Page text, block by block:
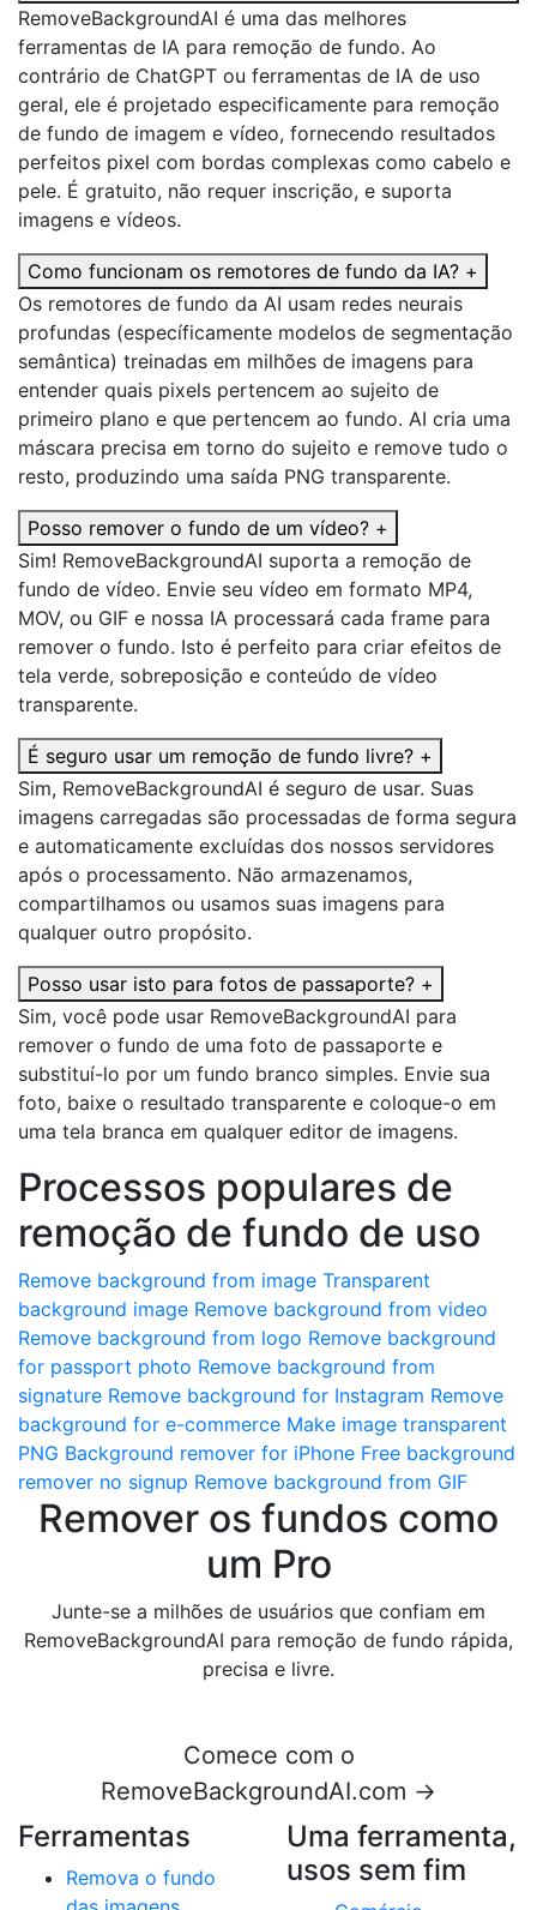
RemoveBackgroundAI é uma das melhores
ferramentas de IA para remoção de fundo. Ao
contrário de ChatGPT ou ferramentas de IA de uso
geral, ele é projetado especificamente para remoção
de fundo de imagem e vídeo, fornecendo resultados
perfeitos pixel com bordas complexas como cabelo e
pele. É gratuito, não requer inscrição, e suporta
imagens e vídeos.
Como funcionam os remotores de fundo da IA? +
Os remotores de fundo da AI usam redes neurais
profundas (específicamente modelos de segmentação
semântica) treinadas em milhões de imagens para
entender quais pixels pertencem ao sujeito de
primeiro plano e que pertencem ao fundo. AI cria uma
máscara precisa em torno do sujeito e remove tudo o
resto, produzindo uma saída PNG transparente.
Posso remover o fundo de um vídeo? +
Sim! RemoveBackgroundAI suporta a remoção de
fundo de vídeo. Envie seu vídeo em formato MP4,
MOV, ou GIF e nossa IA processará cada frame para
remover o fundo. Isto é perfeito para criar efeitos de
tela verde, sobreposição e conteúdo de vídeo
transparente.
É seguro usar um remoção de fundo livre? +
Sim, RemoveBackgroundAI é seguro de usar. Suas
imagens carregadas são processadas de forma segura
e automaticamente excluídas dos nossos servidores
após o processamento. Não armazenamos,
compartilhamos ou usamos suas imagens para
qualquer outro propósito.
Posso usar isto para fotos de passaporte? +
Sim, você pode usar RemoveBackgroundAI para
remover o fundo de uma foto de passaporte e
substituí-lo por um fundo branco simples. Envie sua
foto, baixe o resultado transparente e coloque-o em
uma tela branca em qualquer editor de imagens.
Processos populares de
remoção de fundo de uso
Remove background from image Transparent
background image Remove background from video
Remove background from logo Remove background
for passport photo Remove background from
signature Remove background for Instagram Remove
background for e-commerce Make image transparent
PNG Background remover for iPhone Free background
remover no signup Remove background from GIF
Remover os fundos como
um Pro
Junte-se a milhões de usuários que confiam em
RemoveBackgroundAI para remoção de fundo rápida,
precisa e livre.
Comece com o
RemoveBackgroundAI.com →
Ferramentas
Remova o fundo
Uma ferramenta,
usos sem fim